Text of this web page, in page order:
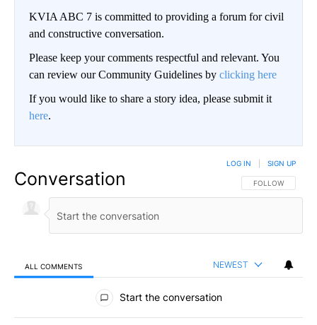
KVIA ABC 7 is committed to providing a forum for civil
and constructive conversation.
Please keep your comments respectful and relevant. You
can review our Community Guidelines by clicking here
If you would like to share a story idea, please submit it
here.
Conversation FOLLOW THIS
FOLLOW
LOG IN SIGN UP
ALL COMMENTS NEWEST
All Comments
Start the conversation